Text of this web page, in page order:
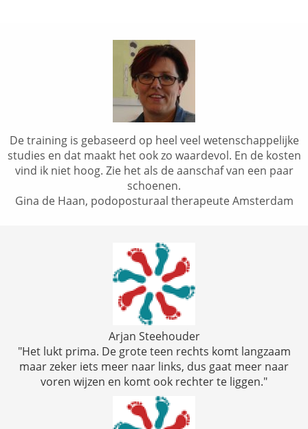
De training is gebaseerd op heel veel wetenschappelijke
studies en dat maakt het ook zo waardevol. En de kosten
vind ik niet hoog. Zie het als de aanschaf van een paar
schoenen.
Gina de Haan, podoposturaal therapeute Amsterdam
Arjan Steehouder
"Het lukt prima. De grote teen rechts komt langzaam
maar zeker iets meer naar links, dus gaat meer naar
voren wijzen en komt ook rechter te liggen."